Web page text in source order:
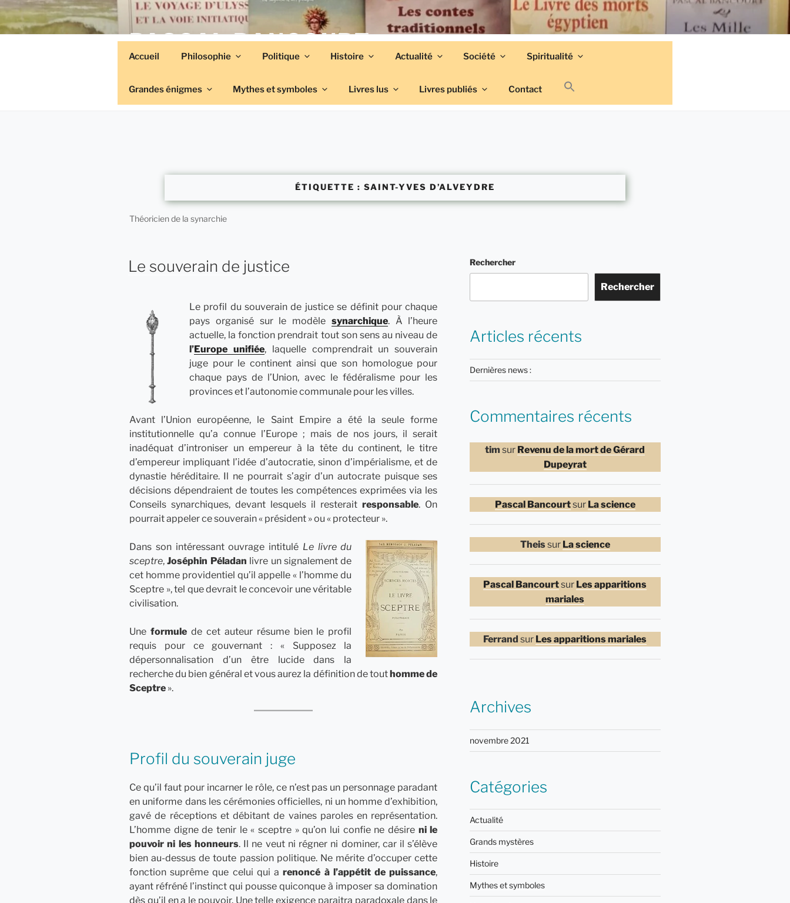
Aller
au
contenu
PASCAL BANCOURT
Accueil Philosophie Politique Histoire Actualité Société Spiritualité
Grandes énigmes Mythes et symboles Livres lus Livres publiés Contact
ÉTIQUETTE : SAINT-YVES D’ALVEYDRE
Théoricien de la synarchie
Le souverain de justice
Le profil du souverain de justice se définit pour chaque
pays organisé sur le modèle synarchique. À l’heure
actuelle, la fonction prendrait tout son sens au niveau de
l’Europe unifiée, laquelle comprendrait un souverain
juge pour le continent ainsi que son homologue pour
chaque pays de l’Union, avec le fédéralisme pour les
provinces et l’autonomie communale pour les villes.
Avant l’Union européenne, le Saint Empire a été la seule forme
institutionnelle qu’a connue l’Europe ; mais de nos jours, il serait
inadéquat d’introniser un empereur à la tête du continent, le titre
d’empereur impliquant l’idée d’autocratie, sinon d’impérialisme, et de
dynastie héréditaire. Il ne pourrait s’agir d’un autocrate puisque ses
décisions dépendraient de toutes les compétences exprimées via les
Conseils synarchiques, devant lesquels il resteraitresponsable. On
pourrait appeler ce souverain « président » ou « protecteur ».
Dans son intéressant ouvrage intitulé Le livre du
sceptre,Joséphin Péladan livre un signalement de
cet homme providentiel qu’il appelle « l’homme du
Sceptre », tel que devrait le concevoir une véritable
civilisation.
Une formule de cet auteur résume bien le profil
requis pour ce gouvernant : « Supposez la
dépersonnalisation d’un être lucide dans la
recherche du bien général et vous aurez la définition de touthomme de
Sceptre ».
Profil du souverain juge
Ce qu’il faut pour incarner le rôle, ce n’est pas un personnage paradant
en uniforme dans les cérémonies officielles, ni un homme d’exhibition,
gavé de réceptions et débitant de vaines paroles en représentation.
L’homme digne de tenir le « sceptre » qu’on lui confie ne désire ni le
pouvoir ni les honneurs. Il ne veut ni régner ni dominer, car il s’élève
bien au-dessus de toute passion politique. Ne mérite d’occuper cette
fonction suprême que celui qui arenoncé à l’appétit de puissance,
ayant réfréné l’instinct qui pousse quiconque à imposer sa domination
dès qu’il en a le pouvoir. Une telle exigence paraitra paradoxale dans le
Rechercher
Rechercher
Articles récents
Dernières news :
Commentaires récents
tim sur Revenu de la mort de Gérard
Dupeyrat
Pascal Bancourtsur La science
Theissur La science
Pascal Bancourtsur Les apparitions
mariales
Ferrand sur Les apparitions mariales
Archives
novembre 2021
Catégories
Actualité
Grands mystères
Histoire
Mythes et symboles